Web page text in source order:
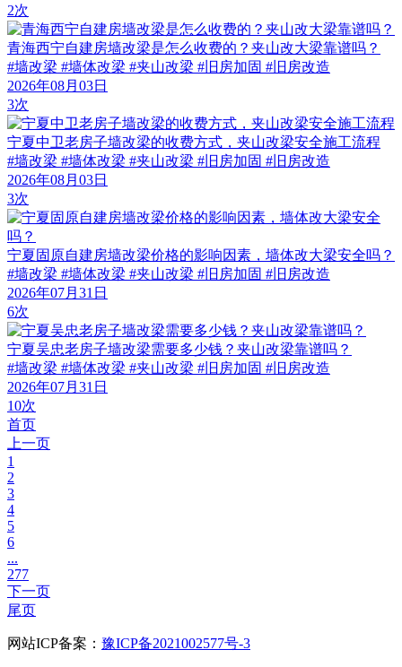
2次
青海西宁自建房墙改梁是怎么收费的？夹山改大梁靠谱吗？
#墙改梁 #墙体改梁 #夹山改梁 #旧房加固 #旧房改造
2026年08月03日
3次
宁夏中卫老房子墙改梁的收费方式，夹山改梁安全施工流程
#墙改梁 #墙体改梁 #夹山改梁 #旧房加固 #旧房改造
2026年08月03日
3次
宁夏固原自建房墙改梁价格的影响因素，墙体改大梁安全吗？
#墙改梁 #墙体改梁 #夹山改梁 #旧房加固 #旧房改造
2026年07月31日
6次
宁夏吴忠老房子墙改梁需要多少钱？夹山改梁靠谱吗？
#墙改梁 #墙体改梁 #夹山改梁 #旧房加固 #旧房改造
2026年07月31日
10次
首页
上一页
1
2
3
4
5
6
...
277
下一页
尾页
网站ICP备案： 豫ICP备2021002577号-3